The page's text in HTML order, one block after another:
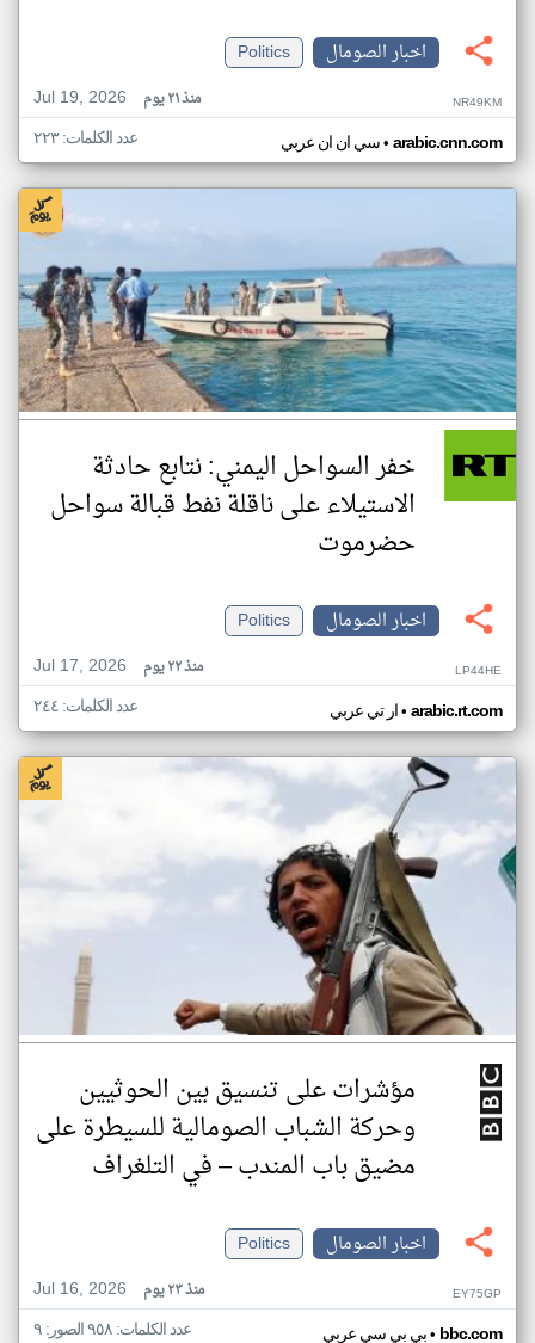
اخبار الصومال
Politics
Jul 19, 2026
منذ ٢١ يوم NR49KM
سي ان ان عربي• arabic.cnn.com عدد الكلمات: ٢٢٣
خفر السواحل اليمني: نتابع حادثة
الاستيلاء على ناقلة نفط قبالة سواحل
حضرموت
اخبار الصومال
Politics
Jul 17, 2026
منذ ٢٢ يوم LP44HE
ار تي عربي• arabic.rt.com عدد الكلمات: ٢٤٤
مؤشرات على تنسيق بين الحوثيين
وحركة الشباب الصومالية للسيطرة على
مضيق باب المندب – في التلغراف
اخبار الصومال
Politics
Jul 16, 2026
منذ ٢٣ يوم EY75GP
بي بي سي عربي• bbc.com عدد الكلمات: ٩٥٨ الصور: ٩